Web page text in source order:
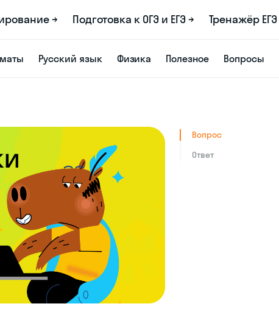
→ Подготовка к ОГЭ и ЕГЭ → Тренажёр ЕГЭ
Русский язык Физика Полезное Вопросы
Вопрос
Ответ